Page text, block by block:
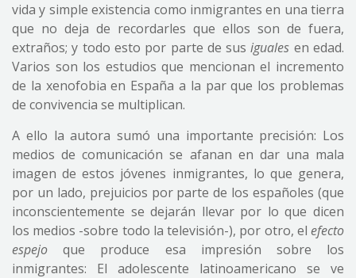
vida y simple existencia como inmigrantes en una tierra
que no deja de recordarles que ellos son de fuera,
extraños; y todo esto por parte de susiguales en edad.
Varios son los estudios que mencionan el incremento
de la xenofobia en España a la par que los problemas
de convivencia se multiplican.
A ello la autora sumó una importante precisión: Los
medios de comunicación se afanan en dar una mala
imagen de estos jóvenes inmigrantes, lo que genera,
por un lado, prejuicios por parte de los españoles (que
inconscientemente se dejarán llevar por lo que dicen
los medios -sobre todo la televisión-), por otro, el efecto
espejo que produce esa impresión sobre los
inmigrantes: El adolescente latinoamericano se ve